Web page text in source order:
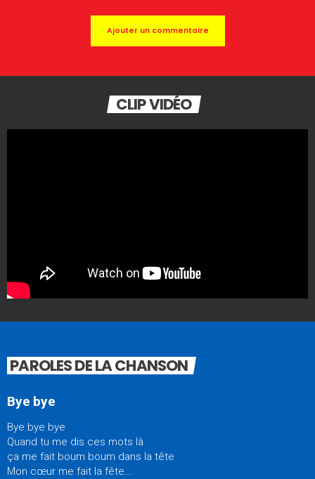
Ajouter un commentaire
CLIP VIDÉO
PAROLES DE LA CHANSON
Bye bye
Bye bye bye
Quand tu me dis ces mots là
ça me fait boum boum dans la tête
Mon cœur me fait la fête….